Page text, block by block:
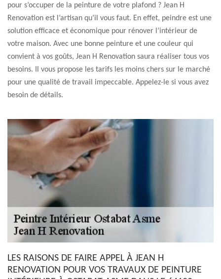
pour s’occuper de la peinture de votre plafond ? Jean H
Renovation est l’artisan qu’il vous faut. En effet, peindre est une
solution efficace et économique pour rénover l’intérieur de
votre maison. Avec une bonne peinture et une couleur qui
convient à vos goûts, Jean H Renovation saura réaliser tous vos
besoins. Il vous propose les tarifs les moins chers sur le marché
pour une qualité de travail impeccable. Appelez-le si vous avez
besoin de détails.
LES RAISONS DE FAIRE APPEL À JEAN H
RENOVATION POUR VOS TRAVAUX DE PEINTURE